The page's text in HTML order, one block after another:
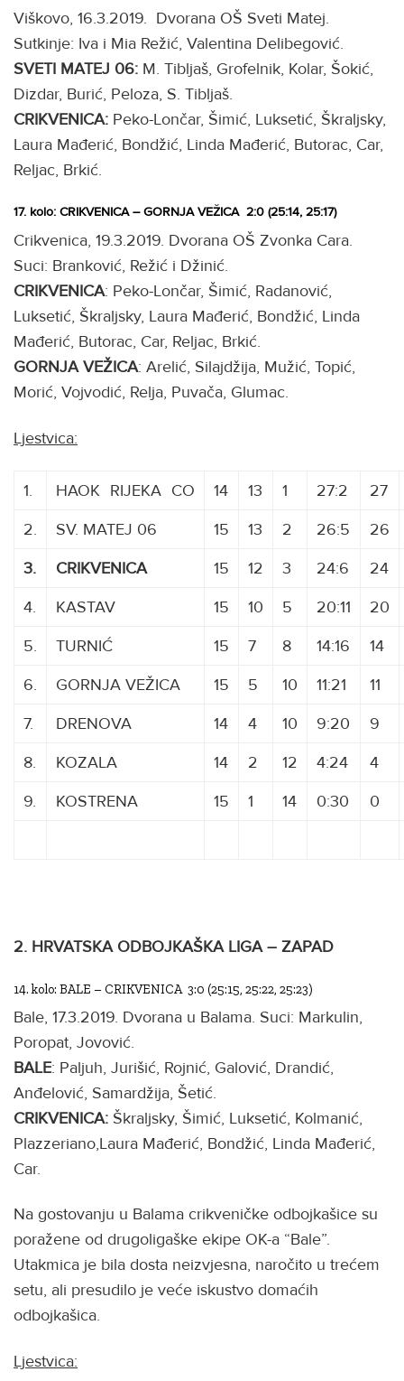
Viškovo, 16.3.2019. Dvorana OŠ Sveti Matej.
Sutkinje: Iva i Mia Režić, Valentina Delibegović.
SVETI MATEJ 06: M. Tibljaš, Grofelnik, Kolar, Šokić,
Dizdar, Burić, Peloza, S. Tibljaš.
CRIKVENICA: Peko-Lončar, Šimić, Luksetić, Škraljsky,
Laura Mađerić, Bondžić, Linda Mađerić, Butorac, Car,
Reljac, Brkić.
17. kolo: CRIKVENICA – GORNJA VEŽICA 2:0 (25:14, 25:17)
Crikvenica, 19.3.2019. Dvorana OŠ Zvonka Cara.
Suci: Branković, Režić i Džinić.
CRIKVENICA: Peko-Lončar, Šimić, Radanović,
Luksetić, Škraljsky, Laura Mađerić, Bondžić, Linda
Mađerić, Butorac, Car, Reljac, Brkić.
GORNJA VEŽICA: Arelić, Silajdžija, Mužić, Topić,
Morić, Vojvodić, Relja, Puvača, Glumac.
Ljestvica:
1. HAOK RIJEKAC CO 14 13 1 27:2
27
2.
SV. MATEJ 06 15 13 2 26:5
26
3.
CRIKVENICA 15 12 3 24:6
24
4.
KASTAV 15 10 5 20:11
20
5.
TURNIĆ 15 7 8 14:16
14
6.
GORNJA VEŽICA 15 5 10 11:21
11
7.
DRENOVA 14 4 10 9:20
9
8.
KOZALA 14 2 12 4:24
4
9.
KOSTRENA 15 1 14 0:30 0
2. HRVATSKA ODBOJKAŠKA LIGA – ZAPAD
14. kolo: BALE – CRIKVENICA 3:0 (25:15, 25:22, 25:23)
Bale, 17.3.2019. Dvorana u Balama. Suci: Markulin,
Poropat, Jovović.
BALE: Paljuh, Jurišić, Rojnić, Galović, Drandić,
Anđelović, Samardžija, Šetić.
CRIKVENICA: Škraljsky, Šimić, Luksetić, Kolmanić,
Plazzeriano,Laura Mađerić, Bondžić, Linda Mađerić,
Car.
Na gostovanju u Balama crikveničke odbojkašice su
poražene od drugoligaške ekipe OK-a “Bale”.
Utakmica je bila dosta neizvjesna, naročito u trećem
setu, ali presudilo je veće iskustvo domaćih
odbojkašica.
Ljestvica: